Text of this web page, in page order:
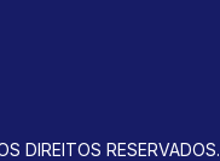
DIREITOS RESERVADOS.